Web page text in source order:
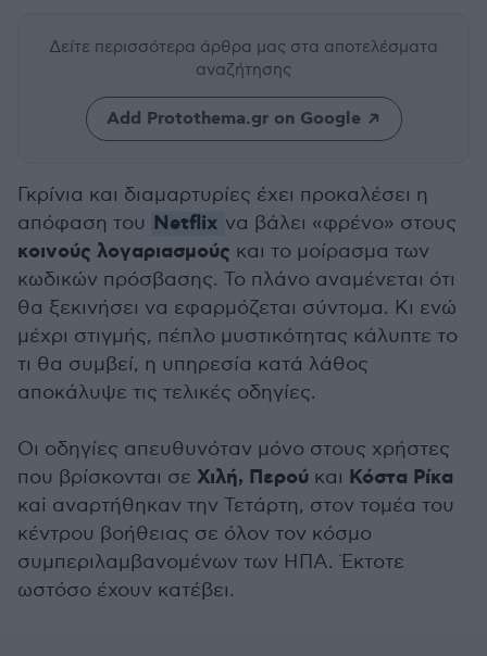
Δείτε περισσότερα άρθρα μας στα αποτελέσματα
αναζήτησης
Add Protothema.gr on Google
Γκρίνια και διαμαρτυρίες έχει προκαλέσει η
απόφαση του Netflix να βάλει «φρένο» στους
κοινούς λογαριασμούς και το μοίρασμα των
κωδικών πρόσβασης. Το πλάνο αναμένεται ότι
θα ξεκινήσει να εφαρμόζεται σύντομα. Κι ενώ
μέχρι στιγμής, πέπλο μυστικότητας κάλυπτε το
τι θα συμβεί, η υπηρεσία κατά λάθος
αποκάλυψε τις τελικές οδηγίες.
Οι οδηγίες απευθυνόταν μόνο στους χρήστες
που βρίσκονται σε Χιλή, Περού και Κόστα Ρίκα
καi αναρτήθηκαν την Τετάρτη, στον τομέα του
κέντρου βοήθειας σε όλον τον κόσμο
συμπεριλαμβανομένων των ΗΠΑ. Έκτοτε
ωστόσο έχουν κατέβει.